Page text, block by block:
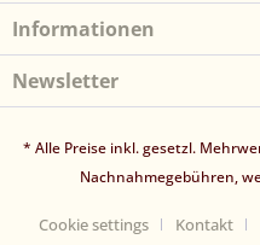
Informationen
Newsletter
* Alle Preise inkl. gesetzl.
Nachnahmegebühren,
Cookie settings Kontakt